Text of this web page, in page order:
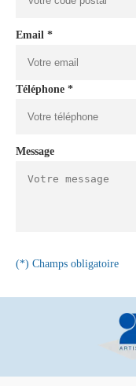
Email *
Téléphone *
Message
(*) Champs obligatoire